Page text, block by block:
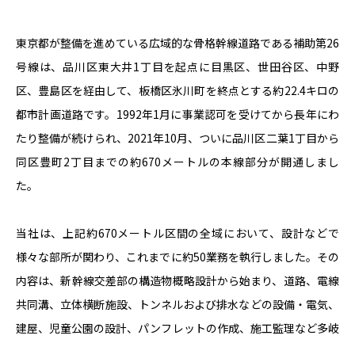
東京都が整備を進めている広域的な骨格幹線道路である補助第26
号線は、品川区東大井1丁目を起点に目黒区、世田谷区、中野
区、豊島区を経由して、板橋区氷川町を終点とする約22.4キロの
都市計画道路です。1992年1月に事業認可を受けてから長年にわ
たり整備が続けられ、2021年10月、ついに品川区二葉1丁目から
同区豊町2丁目までの約670メートルの本線部分が開通しまし
た。
当社は、上記約670メートル区間の全域において、設計などで
様々な部所が関わり、これまでに約50業務を執行しました。その
内容は、新幹線交差部の構造物概略設計から始まり、道路、電線
共同溝、立体横断施設、トンネルおよび排水などの設備・電気、
建屋、児童公園の設計、パンフレットの作成、施工監理など多岐